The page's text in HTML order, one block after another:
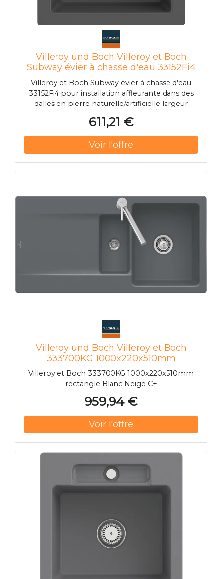
Villeroy und Boch Villeroy et Boch
Subway évier à chasse d'eau 33152Fi4
avec garniture de vidage et
actionnement excentrique, graphite
Villeroy et Boch Subway évier à chasse d'eau
33152Fi4 pour installation affleurante dans des
dalles en pierre naturelle/artificielle largeur
minimale de la plaque au moins 3 cm Les
plateaux vapeur GN 1/3 et GN 2/3 peuvent être
utilisés avec un panier métallique
611,21 €
Villeroy und Boch Villeroy et Boch
333700KG 1000x220x510mm
rectangle Blanc Neige C+
Villeroy et Boch 333700KG 1000x220x510mm
rectangle Blanc Neige C+
959,94 €